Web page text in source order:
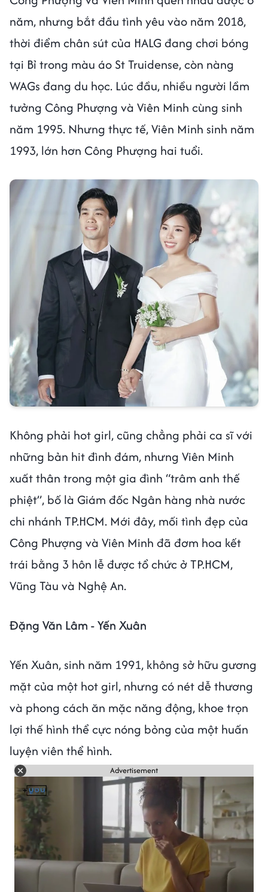
năm, nhưng bắt đầu tình yêu vào năm 2018,
thời điểm chân sút của HALG đang chơi bóng
tại Bỉ trong màu áo St Truidense, còn nàng
WAGs đang du học. Lúc đầu, nhiều người lầm
tưởng Công Phượng và Viên Minh cùng sinh
năm 1995. Nhưng thực tế, Viên Minh sinh năm
1993, lớn hơn Công Phượng hai tuổi.
Không phải hot girl, cũng chẳng phải ca sĩ với
những bản hit đình đám, nhưng Viên Minh
xuất thân trong một gia đình “trâm anh thế
phiệt”, bố là Giám đốc Ngân hàng nhà nước
chi nhánh TP.HCM. Mới đây, mối tình đẹp của
Công Phượng và Viên Minh đã đơm hoa kết
trái bằng 3 hôn lễ được tổ chức ở TP.HCM,
Vũng Tàu và Nghệ An.
Đặng Văn Lâm - Yến Xuân
Yến Xuân, sinh năm 1991, không sở hữu gương
mặt của một hot girl, nhưng có nét dễ thương
và phong cách ăn mặc năng động, khoe trọn
lợi thế hình thể cực nóng bỏng của một huấn
luyện viên thể hình.
Advertisement